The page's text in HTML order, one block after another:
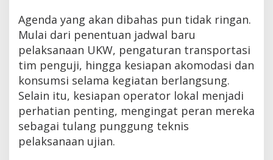
Agenda yang akan dibahas pun tidak ringan.
Mulai dari penentuan jadwal baru
pelaksanaan UKW, pengaturan transportasi
tim penguji, hingga kesiapan akomodasi dan
konsumsi selama kegiatan berlangsung.
Selain itu, kesiapan operator lokal menjadi
perhatian penting, mengingat peran mereka
sebagai tulang punggung teknis
pelaksanaan ujian.